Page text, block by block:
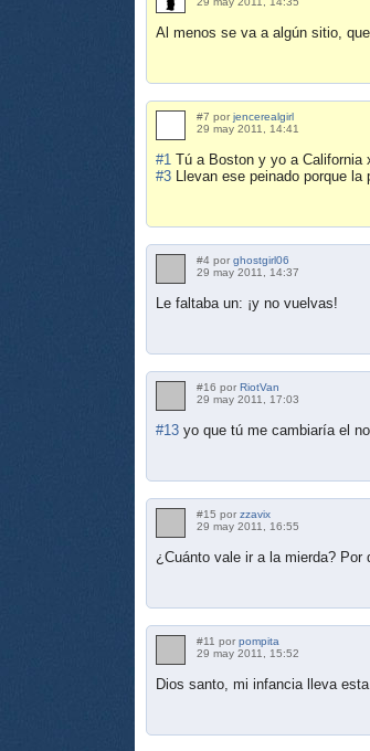
Al menos se va a algún sitio,
#7 por jencerealgirl
29 may 2011, 14:41
#1 Tú a Boston y yo a California
#3
Llevan ese peinado porque
#4 por ghostgirl06
29 may 2011, 14:37
Le faltaba un: ¡y no vuelvas!
#16 por RiotVan
29 may 2011, 17:03
#13 yo que tú me cambiaría el
#15 por zzavix
29 may 2011, 16:55
¿Cuánto vale ir a la mierda? Por
#11 por pompita
29 may 2011, 15:52
Dios santo, mi infancia lleva